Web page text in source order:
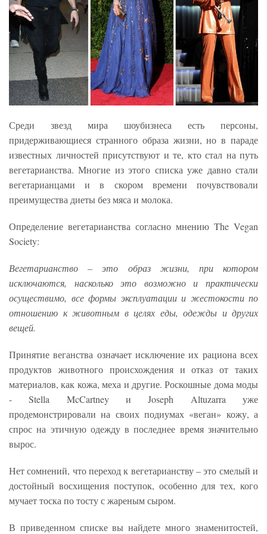
Среди звезд мира шоубизнеса есть персоны,
придерживающиеся странного образа жизни, но в параде
известных личностей присутствуют и те, кто стал на путь
вегетарианства. Многие из этого списка уже давно стали
вегетарианцами и в скором времени почувствовали
преимущества диеты без мяса и молока.
Определение вегетарианства согласно мнению The Vegan
Society:
Вегетарианство – это образ жизни, при котором
исключаются, насколько это возможно и практически
осуществимо, все формы эксплуатации и жестокости по
отношению к животным в целях еды, одежды и других
вещей.
Принятие веганства означает исключение их рациона всех
продуктов животного происхождения и отказ от таких
материалов, как кожа, меха и другие. Роскошные дома моды
- Stella McCartney и Joseph Altuzarra уже
продемонстрировали на своих подиумах «веган» кожу, а
спрос на этичную одежду в последнее время значительно
вырос.
Нет сомнений, что переход к вегетарианству – это смелый и
достойный восхищения поступок, особенно для тех, кого
мучает тоска по тосту с жареным сыром.
В приведенном списке вы найдете много знаменитостей,